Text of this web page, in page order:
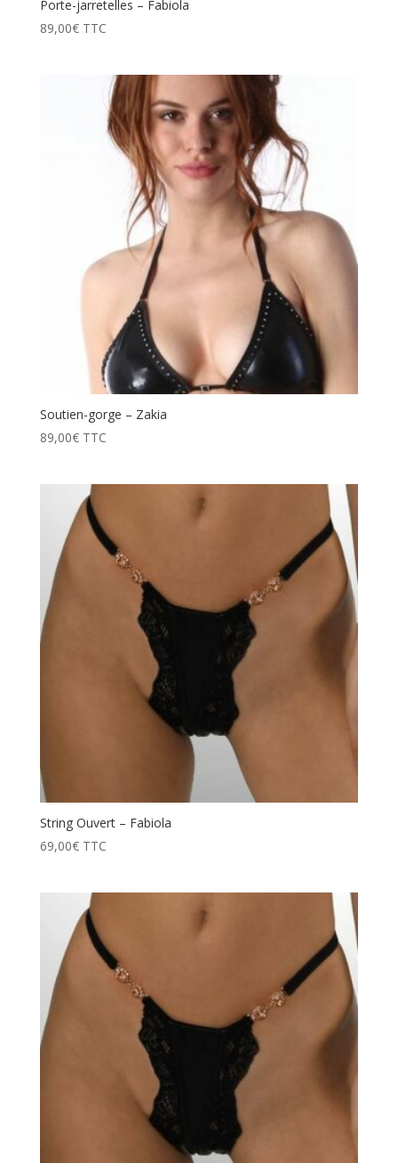
Porte-jarretelles – Fabiola
89,00€ TTC
Soutien-gorge – Zakia
89,00€ TTC
String Ouvert – Fabiola
69,00€ TTC